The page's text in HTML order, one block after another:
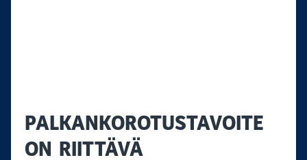
PALKANKOROTUSTAVOITE
ON RIITTÄVÄ